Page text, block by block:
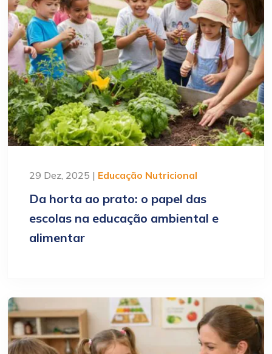
29 Dez, 2025 | Educação Nutricional
Da horta ao prato: o papel das
escolas na educação ambiental e
alimentar